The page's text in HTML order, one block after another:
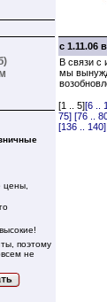
цены,
поэтому
не
с 1.11.06
В связи с
мы
[1 .. 5][6 ..
75] [76 ..
[136 .. 140]